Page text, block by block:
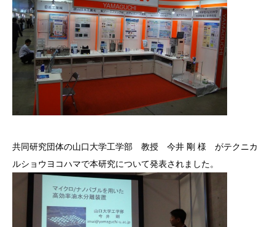
共同研究団体の山口大学工学部 教授 今井 剛 様 がテクニカ
ルショウヨコハマで本研究について発表されました。